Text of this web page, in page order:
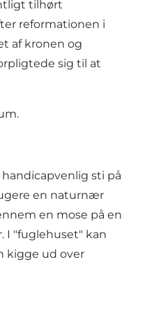
tilhørt
reformationen i
af kronen og
sig til at
sti på
en naturnær
en mose på en
I "fuglehuset" kan
kigge ud over